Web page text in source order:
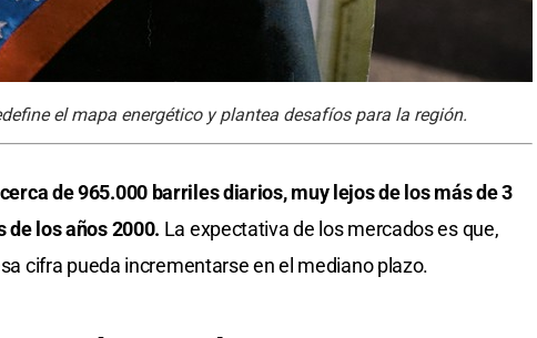
el mapa energético y plantea desafíos para la región.
de 965.000 barriles diarios, muy lejos de los más de 3
de los años 2000. La expectativa de los mercados es que,
cifra pueda incrementarse en el mediano plazo.